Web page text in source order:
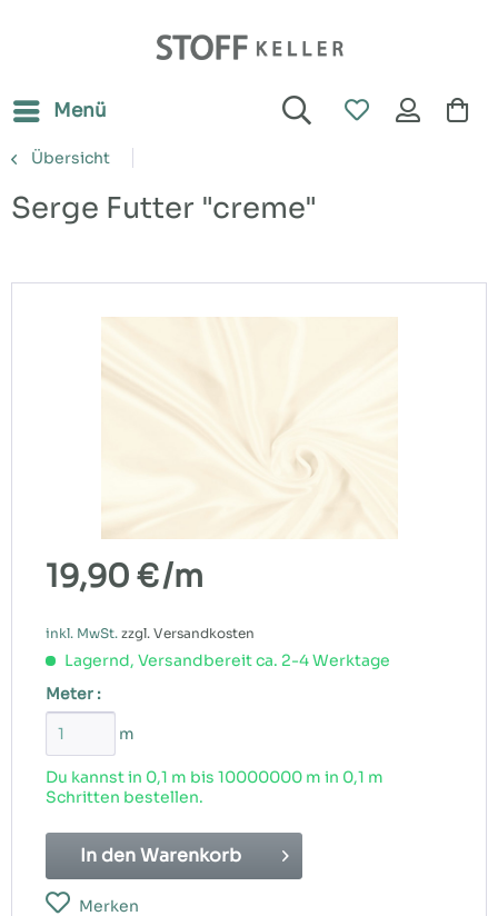
Menü
Übersicht
Serge Futter "creme"
19,90 €/m
inkl. MwSt. zzgl. Versandkosten
Lagernd, Versandbereit ca. 2-4 Werktage
Meter :
m
Du kannst in 0,1 m bis 10000000 m in 0,1 m
Schritten bestellen.
In den Warenkorb
Merken